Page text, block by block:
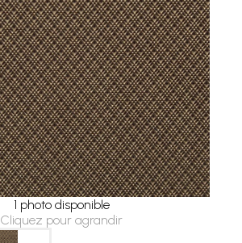
1 photo disponible
Cliquez pour agrandir